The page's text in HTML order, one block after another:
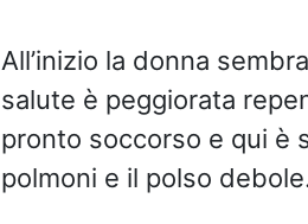
All’inizio la donna
salute è peggiorata
pronto soccorso e qui è
polmoni e il polso